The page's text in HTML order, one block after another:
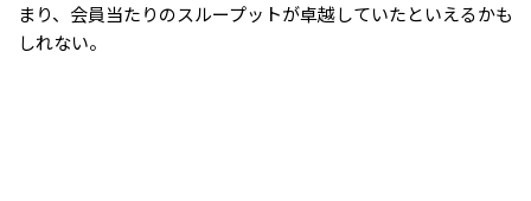
まり、会員当たりのスループットが卓越していたといえるかも
しれない。